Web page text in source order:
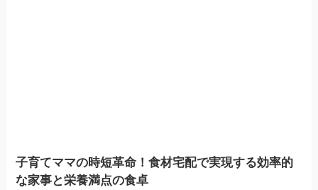
子育てママの時短革命！食材宅配で実現する効率的
な家事と栄養満点の食卓